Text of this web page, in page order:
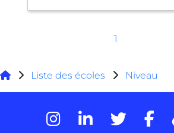
1
Liste des écoles Niveau